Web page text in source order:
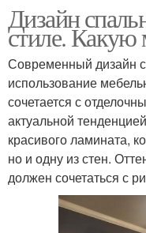
Дизайн
стиле. Какую
Современный дизайн
использование
сочетается с
актуальной
красивого ламината,
но и одну из стен.
должен сочетаться с